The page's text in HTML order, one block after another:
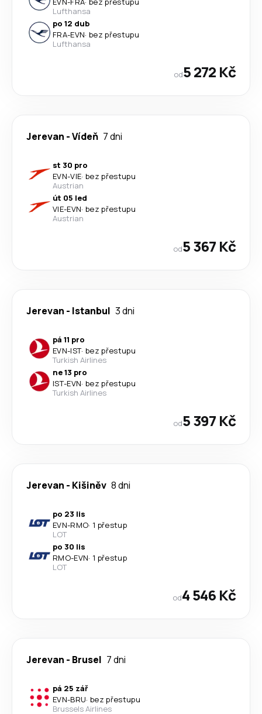
Lufthansa
po 12 dub
FRA-EVN· bez přestupu
Lufthansa
od5 272 Kč
Jerevan -Vídeň 7 dni
st 30 pro
EVN-VIE· bez přestupu
Austrian
út 05 led
VIE-EVN· bez přestupu
Austrian
od5 367 Kč
Jerevan - Istanbul 3 dni
pá 11 pro
EVN-IST· bez přestupu
Turkish Airlines
ne 13 pro
IST-EVN· bez přestupu
Turkish Airlines
od5 397 Kč
Jerevan - Kišiněv 8 dni
po 23 lis
EVN-RMO· 1 přestup
LOT
po 30 lis
RMO-EVN· 1 přestup
LOT
od4 546 Kč
Jerevan - Brusel 7 dni
pá 25 zář
EVN-BRU· bez přestupu
Brussels Airlines